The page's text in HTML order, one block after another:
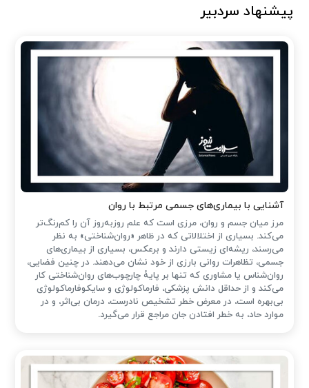
پیشنهاد سردبیر
آشنایی با بیماری‌های جسمی مرتبط با روان
مرز میان جسم و روان، مرزی است که علم روزبه‌روز آن را کم‌رنگ‌تر
می‌کند. بسیاری از اختلالاتی که در ظاهر «روان‌شناختی» به نظر
می‌رسند، ریشه‌ای زیستی دارند و برعکس، بسیاری از بیماری‌های
جسمی، تظاهرات روانی بارزی از خود نشان می‌دهند. در چنین فضایی،
روان‌شناس یا مشاوری که تنها بر پایهٔ چارچوب‌های روان‌شناختی کار
می‌کند و از حداقل دانش پزشکی، فارماکولوژی و سایکوفارماکولوژی
بی‌بهره است، در معرض خطر تشخیص نادرست، درمان بی‌اثر، و در
موارد حاد، به خطر افتادن جان مراجع قرار می‌گیرد.